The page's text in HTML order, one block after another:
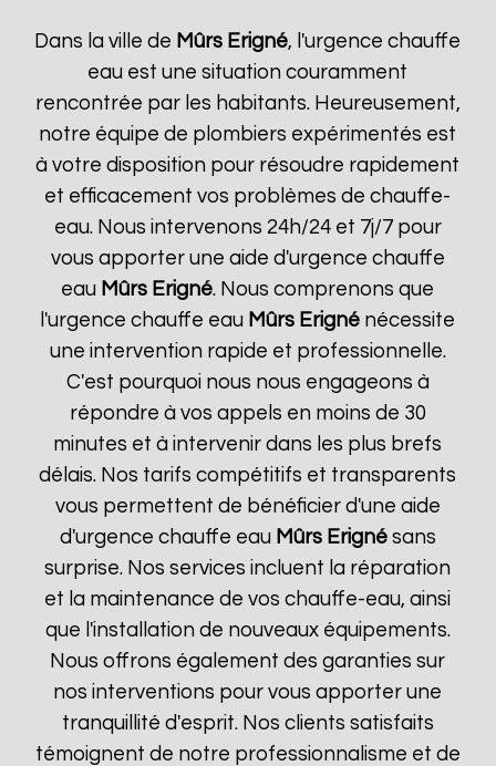
Dans la ville de Mûrs Erigné, l'urgence chauffe
eau est une situation couramment
rencontrée par les habitants. Heureusement,
notre équipe de plombiers expérimentés est
à votre disposition pour résoudre rapidement
et efficacement vos problèmes de chauffe-
eau. Nous intervenons 24h/24 et 7j/7 pour
vous apporter une aide d'urgence chauffe
eau Mûrs Erigné. Nous comprenons que
l'urgence chauffe eau Mûrs Erigné nécessite
une intervention rapide et professionnelle.
C'est pourquoi nous nous engageons à
répondre à vos appels en moins de 30
minutes et à intervenir dans les plus brefs
délais. Nos tarifs compétitifs et transparents
vous permettent de bénéficier d'une aide
d'urgence chauffe eau Mûrs Erignésans
surprise. Nos services incluent la réparation
et la maintenance de vos chauffe-eau, ainsi
que l'installation de nouveaux équipements.
Nous offrons également des garanties sur
nos interventions pour vous apporter une
tranquillité d'esprit. Nos clients satisfaits
témoignent de notre professionnalisme et de